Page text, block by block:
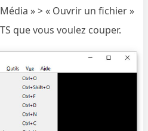
» > « Ouvrir un fichier »
que vous voulez couper.